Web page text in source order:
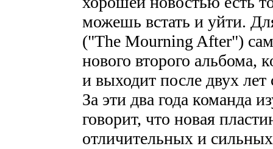
можешь встать и уйти.
("The Mourning After")
нового второго альбома,
и выходит после двух лет
За эти два года команда
говорит, что новая
отличительных и